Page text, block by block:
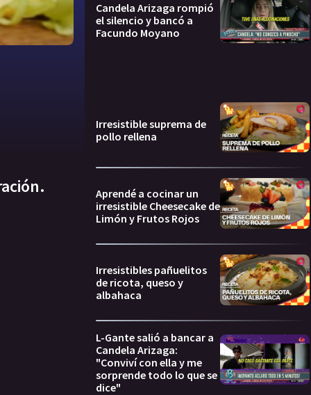
Candela Arizaga rompió
el silencio y bancó a
Facundo Moyano
Irresistible suprema de
pollo rellena
Aprendé a cocinar un
irresistible Cheesecake de
Limón y Frutos Rojos
Irresistibles pañuelitos
de ricota, queso y
albahaca
L-Gante salió a bancar a
Candela Arizaga:
"Conviví con ella y me
sorprende todo lo que se
dice"